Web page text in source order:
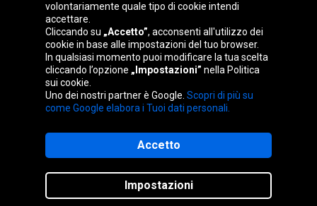
España
Österreich
republika
Kingdom
Mappa del sito
volontariamente quale tipo di cookie intendi
accettare.
Cliccando su „Accetto”, acconsenti all'utilizzo dei
cookie in base alle impostazioni del tuo browser.
In qualsiasi momento puoi modificare la tua scelta
cliccando l’opzione „Impostazioni” nella Politica
sui cookie.
Uno dei nostri partner è Google. Scopri di più su
come Google elabora i Tuoi dati personali.
Impostazioni
Accetto